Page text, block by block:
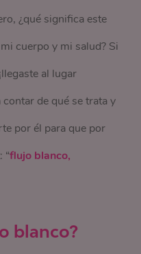
¿qué significa este
cuerpo y mi salud? Si
al lugar
de qué se trata y
por él para que por
“flujo blanco,
blanco?